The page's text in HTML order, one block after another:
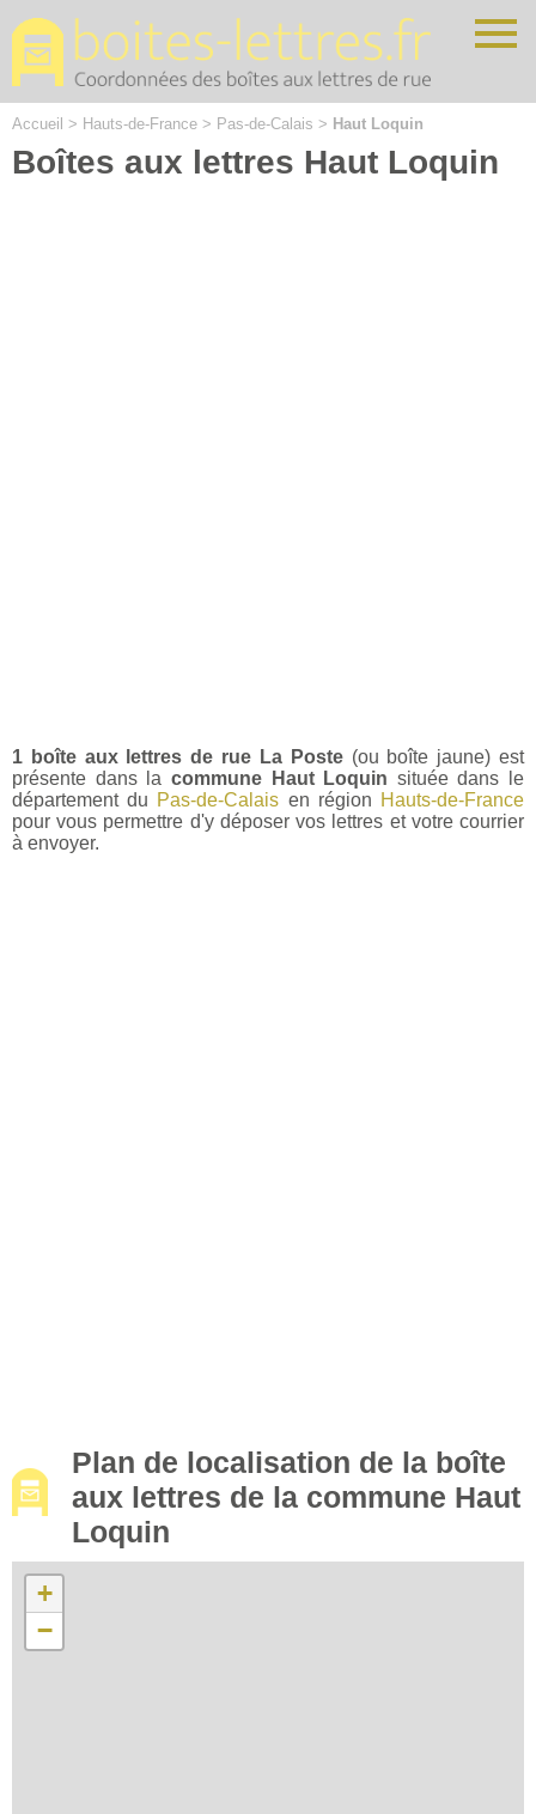
Accueil > Hauts-de-France > Pas-de-Calais > Haut Loquin
Boîtes aux lettres Haut Loquin
1 boîte aux lettres de rue La Poste(ou boîte jaune) est
présente dans la commune Haut Loquin située dans le
département du Pas-de-Calais en région Hauts-de-France
pour vous permettre d'y déposer vos lettres et votre courrier
à envoyer.
Plan de localisation de la boîte
aux lettres de la commune Haut
Loquin
+
−